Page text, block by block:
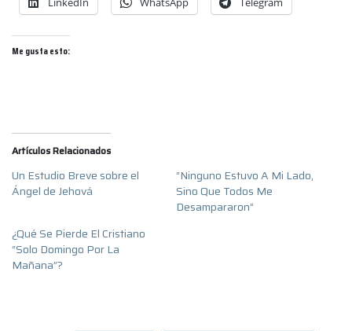
Me gusta esto:
Artículos Relacionados
Un Estudio Breve sobre el
Ángel de Jehová
“Ninguno Estuvo A Mi Lado,
Sino Que Todos Me
Desampararon”
¿Qué Se Pierde El Cristiano
“Solo Domingo Por La
Mañana”?